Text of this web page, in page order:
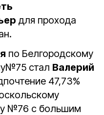
для прохода
по Белгородскому
стал Валерий
47,73%
№76 с большим